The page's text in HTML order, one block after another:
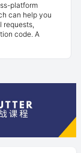
platform
can help you
requests,
code. A